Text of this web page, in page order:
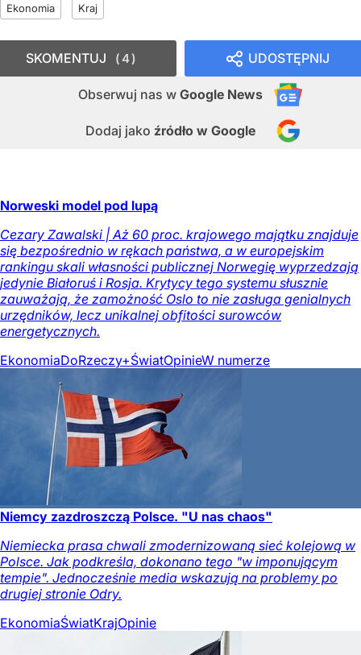
Ekonomia Kraj
UDOSTĘPNIJ
Obserwuj nas w Google News
Dodaj jako źródło w Google
SKOMENTUJ 4
Norweski model pod lupą
Cezary Zawalski | Aż 60 proc. krajowego majątku znajduje
się bezpośrednio w rękach państwa, a w europejskim
rankingu skali własności publicznej Norwegię wyprzedzają
jedynie Białoruś i Rosja. Krytycy tego systemu słusznie
zauważają, że zamożność Oslo to nie zasługa genialnych
urzędników, lecz unikalnej obfitości surowców
energetycznych.
EkonomiaDoRzeczy+ŚwiatOpinieW numerze
Niemcy zazdroszczą Polsce. "U nas chaos"
Niemiecka prasa chwali zmodernizowaną sieć kolejową w
Polsce. Jak podkreśla, dokonano tego "w imponującym
tempie". Jednocześnie media wskazują na problemy po
drugiej stronie Odry.
EkonomiaŚwiatKrajOpinie